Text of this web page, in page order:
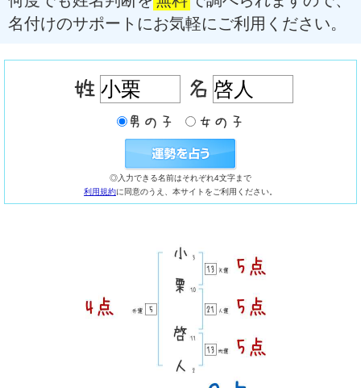
名付けのサポートにお気軽にご利用ください。
◎入力できる名前はそれぞれ4文字まで
利用規約に同意のうえ、本サイトをご利用ください。